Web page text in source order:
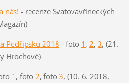
nás! - recenze Svatovavřineckých
Podřipsku 2018 - foto 1 , 2, 3, (21.
Hrochové)
1 , foto 2, foto 3, (10. 6. 2018,